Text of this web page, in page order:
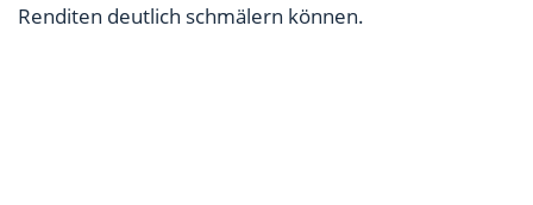
Renditen deutlich schmälern können.